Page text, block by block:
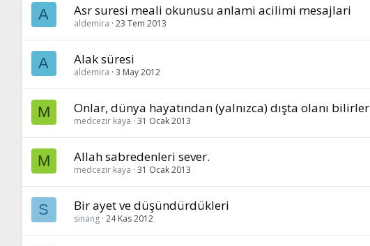
A Asr suresi meali okunusu anlami acilimi mesajlari
aldemira 23 Tem 2013
A Alak süresi
aldemira 3 May 2012
M Onlar, dünya hayatından (yalnızca) dışta olanı bilirler
medcezir kaya 31 Ocak 2013
M Allah sabredenleri sever.
medcezir kaya 31 Ocak 2013
S Bir ayet ve düşündürdükleri
sinang 24 Kas 2012